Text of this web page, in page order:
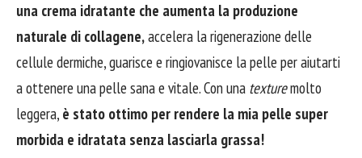
una crema idratante che aumenta la produzione
naturale di collagene,accelera la rigenerazione delle
cellule dermiche, guarisce e ringiovanisce la pelle per aiutarti
a ottenere una pelle sana e vitale. Con una texturemolto
leggera, è stato ottimo per rendere la mia pelle super
morbida e idratata senza lasciarla grassa!